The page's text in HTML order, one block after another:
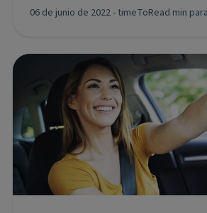
06 de junio de 2022- timeToRead min